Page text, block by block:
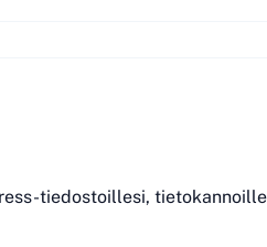
tiedostoillesi,